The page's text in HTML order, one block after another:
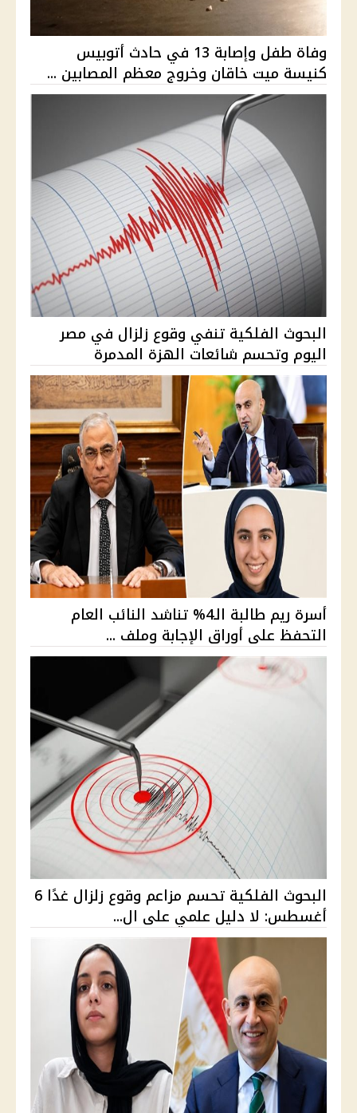
وفاة طفل وإصابة 13 في حادث أتوبيس
كنيسة ميت خاقان وخروج معظم المصابين ...
البحوث الفلكية تنفي وقوع زلزال في مصر
اليوم وتحسم شائعات الهزة المدمرة
أسرة ريم طالبة الـ4% تناشد النائب العام
التحفظ على أوراق الإجابة وملف ...
البحوث الفلكية تحسم مزاعم وقوع زلزال غدًا 6
أغسطس: لا دليل علمي على ال...